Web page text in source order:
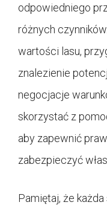
odpowiedniego
różnych
wartości lasu,
znalezienie
negocjacje
skorzystać z
aby zapewnić
zabezpieczyć
Pamiętaj, że